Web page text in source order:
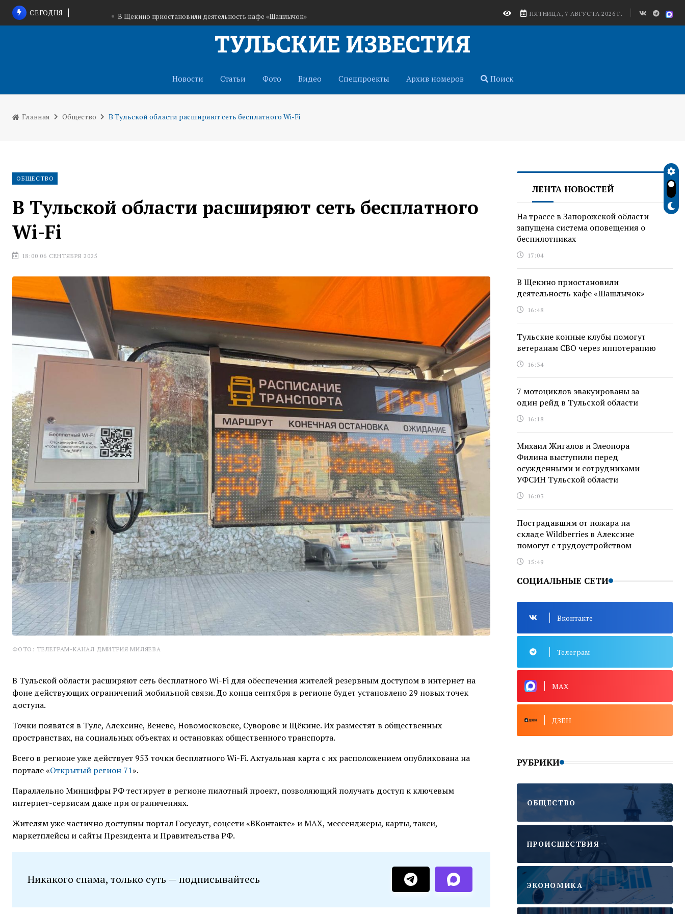
СЕГОДНЯ В Щекино приостановили деятельность кафе «Шашлычок»
На трассе в Запорожской области запущена система оповещения о беспилотниках
ПЯТНИЦА, 7 АВГУСТА 2026 Г.
Новости Статьи Фото Видео Спецпроекты Архив номеров Поиск
Главная Общество В Тульской области расширяют сеть бесплатного Wi-Fi
ОБЩЕСТВО
В Тульской области расширяют сеть бесплатного
Wi-Fi
18:00 06 СЕНТЯБРЯ 2025
ФОТО: ТЕЛЕГРАМ-КАНАЛ ДМИТРИЯ МИЛЯЕВА
В Тульской области расширяют сеть бесплатного Wi-Fi для обеспечения жителей резервным доступом в интернет на
фоне действующих ограничений мобильной связи. До конца сентября в регионе будет установлено 29 новых точек
доступа.
Точки появятся в Туле, Алексине, Веневе, Новомосковске, Суворове и Щёкине. Их разместят в общественных
пространствах, на социальных объектах и остановках общественного транспорта.
Всего в регионе уже действует 953 точки бесплатного Wi-Fi. Актуальная карта с их расположением опубликована на
портале «Открытый регион 71».
Параллельно Минцифры РФ тестирует в регионе пилотный проект, позволяющий получать доступ к ключевым
интернет-сервисам даже при ограничениях.
Жителям уже частично доступны портал Госуслуг, соцсети «ВКонтакте» и MAX, мессенджеры, карты, такси,
маркетплейсы и сайты Президента и Правительства РФ.
Никакого спама, только суть — подписывайтесь
ЛЕНТА НОВОСТЕЙ
На трассе в Запорожской области
запущена система оповещения о
беспилотниках
17:04
В Щекино приостановили
деятельность кафе «Шашлычок»
16:48
Тульские конные клубы помогут
ветеранам СВО через иппотерапию
16:34
7 мотоциклов эвакуированы за
один рейд в Тульской области
16:18
Михаил Жигалов и Элеонора
Филина выступили перед
осужденными и сотрудниками
УФСИН Тульской области
16:03
Пострадавшим от пожара на
складе Wildberries в Алексине
помогут с трудоустройством
15:49
СОЦИАЛЬНЫЕ СЕТИ
Вконтакте
Телеграм
MAX
ДЗЕН
РУБРИКИ
ОБЩЕСТВО
ПРОИСШЕСТВИЯ
ЭКОНОМИКА